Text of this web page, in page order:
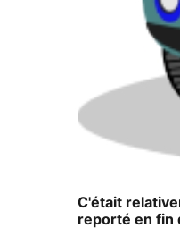
C'était
reporté en fin